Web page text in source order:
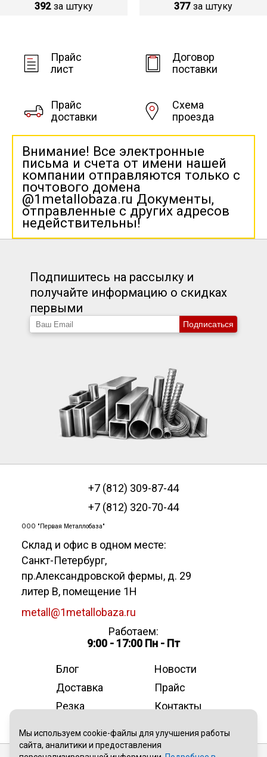
392 за штуку 377 за штуку
Прайс
лист
Договор
поставки
Прайс
доставки
Схема
проезда
Внимание! Все электронные
письма и счета от имени нашей
компании отправляются только с
почтового домена
@1metallobaza.ru Документы,
отправленные с других адресов
недействительны!
Подпишитесь на рассылку и
получайте информацию о скидках
первыми
Подписаться
+7 (812) 309-87-44
+7 (812) 320-70-44
ООО "Первая Металлобаза"
Склад и офис в одном месте:
Санкт-Петербург,
пр.Александровской фермы, д. 29
литер В, помещение 1Н
metall@1metallobaza.ru
Работаем:
9:00 - 17:00 Пн - Пт
Блог
Новости
Доставка
Прайс
Резка
Контакты
Мы используем cookie-файлы для улучшения работы
сайта, аналитики и предоставления